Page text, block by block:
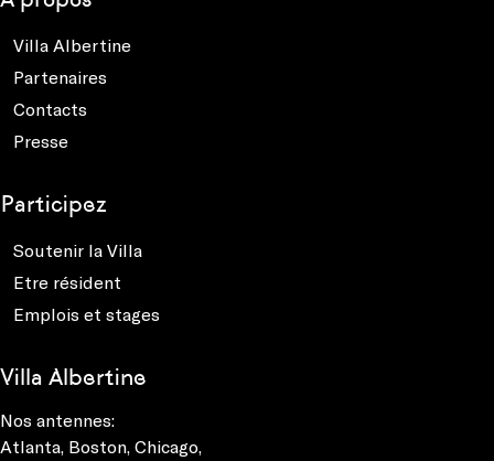
Villa Albertine
Partenaires
Contacts
Presse
Participez
Soutenir la Villa
Etre résident
Emplois et stages
Villa Albertine
Nos antennes:
Atlanta, Boston, Chicago,